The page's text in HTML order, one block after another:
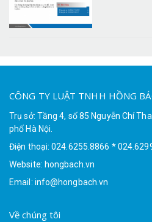
CÔNG TY LUẬT TNHH HỒNG
Trụ sở: Tầng 4, số 85 Nguyễn Chí
phố Hà Nội.
Điện thoại: 024.6255.8866 *
Website: hongbach.vn
Email: info@hongbach.vn
Về chúng tôi